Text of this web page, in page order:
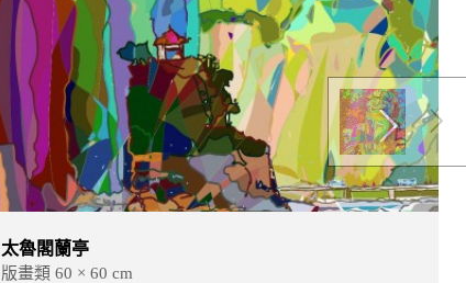
如意獅
版畫類 80 × 60 cm